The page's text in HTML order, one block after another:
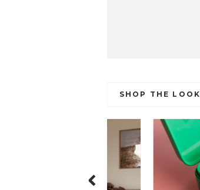
SHOP THE LOOK